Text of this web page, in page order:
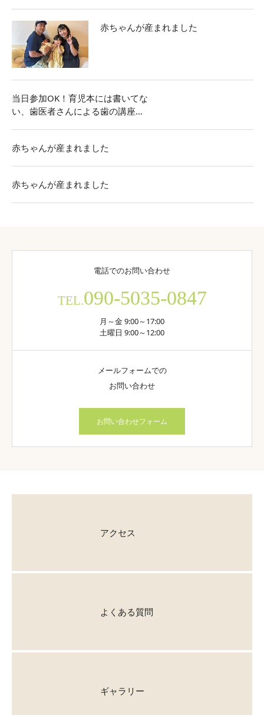
赤ちゃんが産まれました
当日参加OK！育児本には書いてな
い、歯医者さんによる歯の講座…
赤ちゃんが産まれました
赤ちゃんが産まれました
電話でのお問い合わせ
TEL.090-5035-0847
月～金 9:00～17:00
土曜日 9:00～12:00
メールフォームでの
お問い合わせ
お問い合わせフォーム
アクセス
よくある質問
ギャラリー